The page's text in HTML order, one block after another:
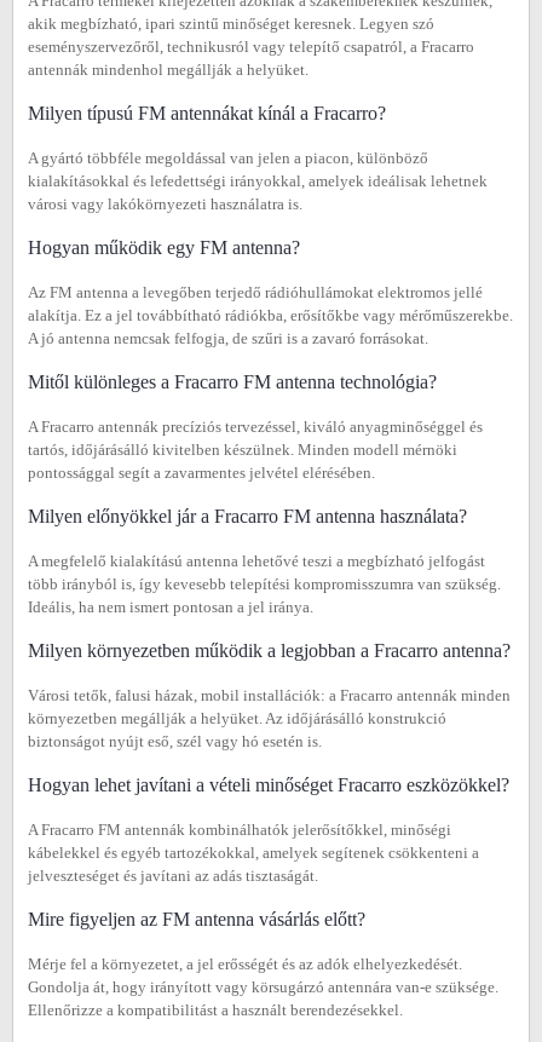
akik megbízható, ipari szintű minőséget keresnek. Legyen szó
eseményszervezőről, technikusról vagy telepítő csapatról, a Fracarro
antennák mindenhol megállják a helyüket.
Milyen típusú FM antennákat kínál a Fracarro?
A gyártó többféle megoldással van jelen a piacon, különböző
kialakításokkal és lefedettségi irányokkal, amelyek ideálisak lehetnek
városi vagy lakókörnyezeti használatra is.
Hogyan működik egy FM antenna?
Az FM antenna a levegőben terjedő rádióhullámokat elektromos jellé
alakítja. Ez a jel továbbítható rádiókba, erősítőkbe vagy mérőműszerekbe.
A jó antenna nemcsak felfogja, de szűri is a zavaró forrásokat.
Mitől különleges a Fracarro FM antenna technológia?
A Fracarro antennák precíziós tervezéssel, kiváló anyagminőséggel és
tartós, időjárásálló kivitelben készülnek. Minden modell mérnöki
pontossággal segít a zavarmentes jelvétel elérésében.
Milyen előnyökkel jár a Fracarro FM antenna használata?
A megfelelő kialakítású antenna lehetővé teszi a megbízható jelfogást
több irányból is, így kevesebb telepítési kompromisszumra van szükség.
Ideális, ha nem ismert pontosan a jel iránya.
Milyen környezetben működik a legjobban a Fracarro antenna?
Városi tetők, falusi házak, mobil installációk: a Fracarro antennák minden
környezetben megállják a helyüket. Az időjárásálló konstrukció
biztonságot nyújt eső, szél vagy hó esetén is.
Hogyan lehet javítani a vételi minőséget Fracarro eszközökkel?
A Fracarro FM antennák kombinálhatók jelerősítőkkel, minőségi
kábelekkel és egyéb tartozékokkal, amelyek segítenek csökkenteni a
jelveszteséget és javítani az adás tisztaságát.
Mire figyeljen az FM antenna vásárlás előtt?
Mérje fel a környezetet, a jel erősségét és az adók elhelyezkedését.
Gondolja át, hogy irányított vagy körsugárzó antennára van-e szüksége.
Ellenőrizze a kompatibilitást a használt berendezésekkel.